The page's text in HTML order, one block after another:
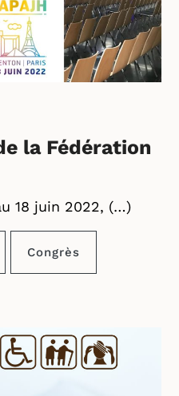
la Fédération
18 juin 2022, (…)
Congrès